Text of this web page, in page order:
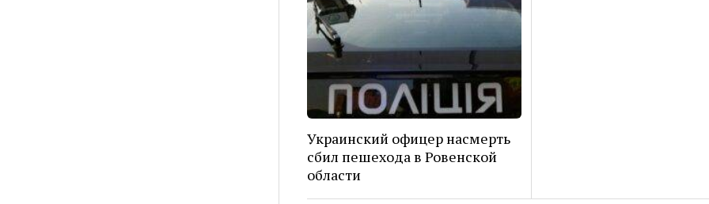
Украинский офицер насмерть
сбил пешехода в Ровенской
области